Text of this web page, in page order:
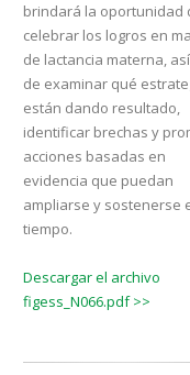
brindará la oportunidad
celebrar los logros en
de lactancia materna,
de examinar qué
están dando resultado,
identificar brechas y
acciones basadas en
evidencia que puedan
ampliarse y sostenerse
tiempo.
Descargar el archivo
figess_N066.pdf >>